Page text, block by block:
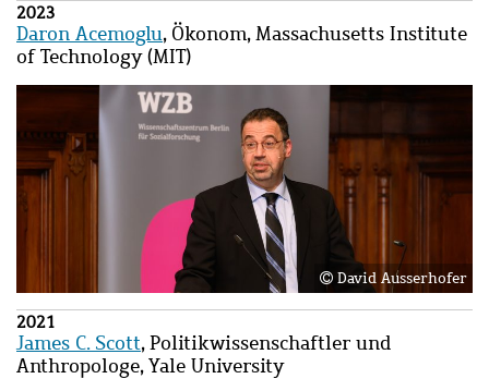
2023
Daron Acemoglu, Ökonom, Massachusetts Institute
of Technology (MIT)
Bild
Bild
David Ausserhofer
2021
James C. Scott,Politikwissenschaftler und
Anthropologe, Yale University